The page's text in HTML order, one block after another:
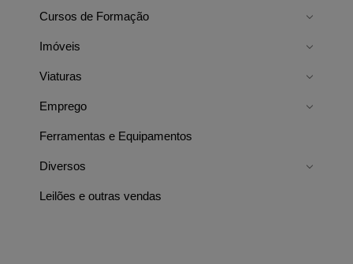
Cursos de Formação
Imóveis
Viaturas
Emprego
Ferramentas e Equipamentos
Diversos
Leilões e outras vendas